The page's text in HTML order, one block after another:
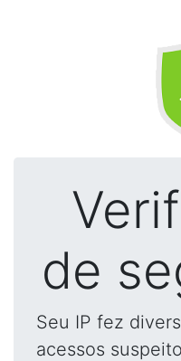
de
Seu IP fez
acessos